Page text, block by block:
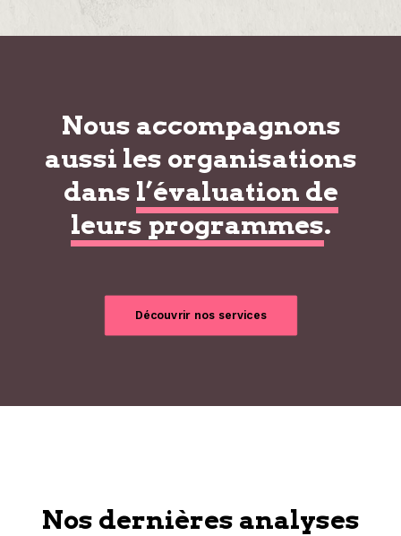
Nous accompagnons
aussi les organisations
dans l’évaluation de
leurs programmes.
Découvrir nos services
Nos dernières analyses